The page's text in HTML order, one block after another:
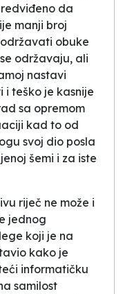
da
manji broj
obuke
održavaju, ali
nastavi
i teško je kasnije
sa opremom
kad to od
svoj dio posla
šemi i za iste
riječ ne može i
jednog
koji je na
kako je
informatičku
samilost